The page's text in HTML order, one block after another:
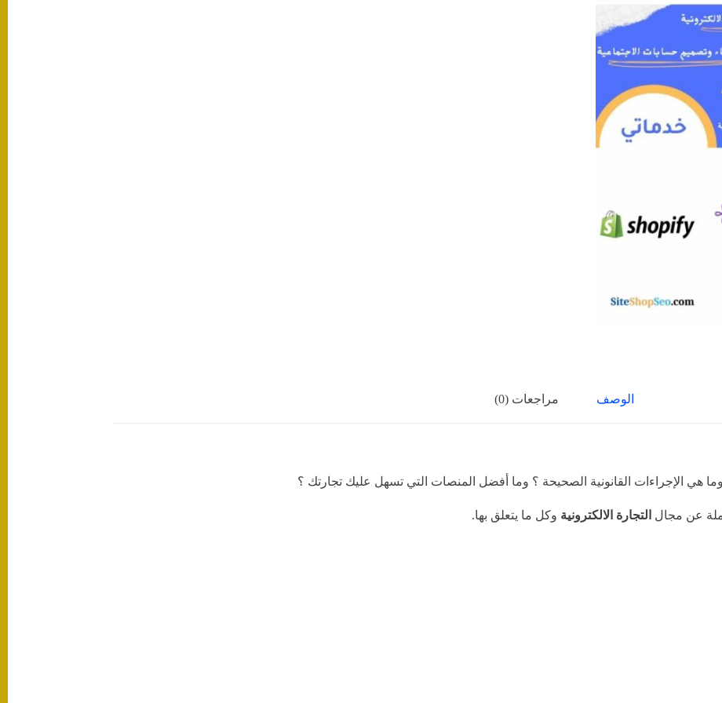
الوصف مراجعات (0)
هي الإجراءات القانونية الصحيحة ؟ وما أفضل المنصات التي تسهل عليك تجارتك ؟
عن مجال التجارة الالكترونية وكل ما يتعلق بها.